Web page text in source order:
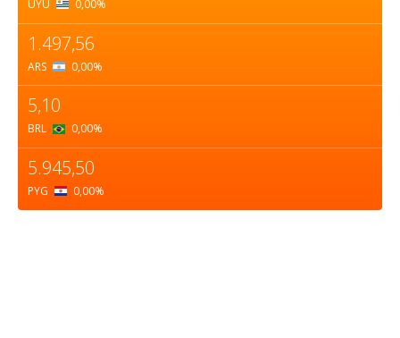
UYU 0,00%
1.497,56
ARS 0,00%
5,10
BRL 0,00%
5.945,50
PYG 0,00%